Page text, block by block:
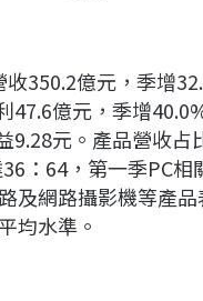
收350.2億元，季增
47.6億元，季增
9.28元。產品營收占
：64，第一季PC相
及網路攝影機等產
均水準。